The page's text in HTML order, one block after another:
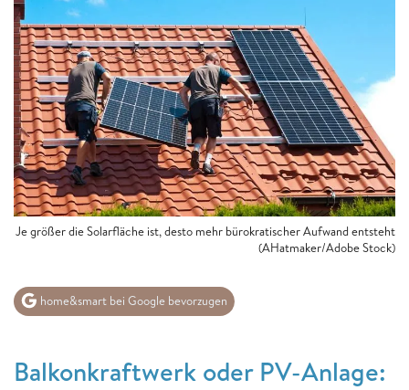
Je größer die Solarfläche ist, desto mehr bürokratischer Aufwand entsteht
(AHatmaker/Adobe Stock)
home&smart bei Google bevorzugen
Balkonkraftwerk oder PV-Anlage: